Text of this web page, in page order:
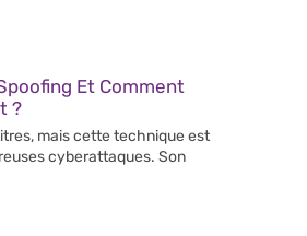
Et Comment
?
mais cette technique est
cyberattaques. Son